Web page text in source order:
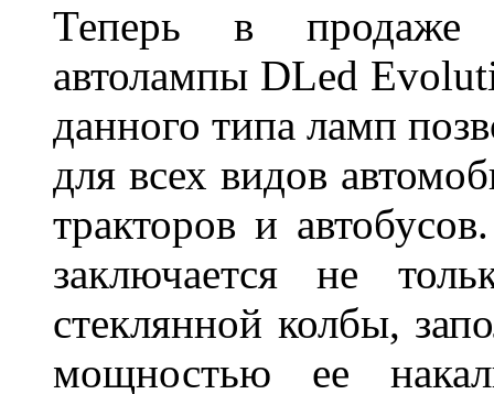
Теперь в продаже
автолампы DLed
данного типа ламп
для всех видов
тракторов и
заключается не
стеклянной колбы,
мощностью ее